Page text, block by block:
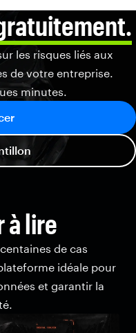
les risques liés aux
de votre entreprise.
minutes.
à lire
de cas
idéale pour
et garantir la